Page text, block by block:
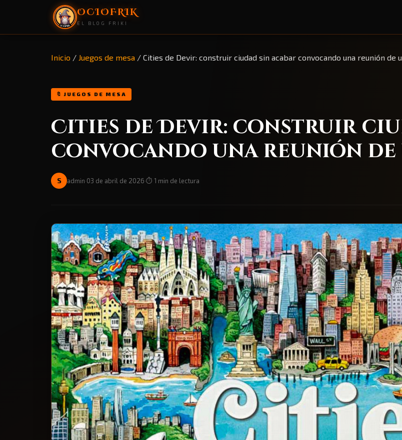
OCIOFRIK
EL BLOG FRIKI
Inicio / Juegos de mesa / Cities de Devir: construir ciudad sin acabar convocando una reunión de
🔖 JUEGOS DE MESA
Cities de Devir: construir
convocando una reunión de
S admin·03 de abril de 2026·⏱️ 1 min de lectura